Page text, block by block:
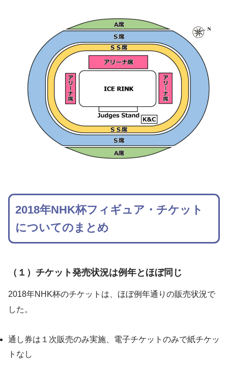
2018年NHK杯フィギュア・チケット
についてのまとめ
（１）チケット発売状況は例年とほぼ同じ
2018年NHK杯のチケットは、ほぼ例年通りの販売状況で
した。
通し券は１次販売のみ実施、電子チケットのみで紙チケッ
トなし